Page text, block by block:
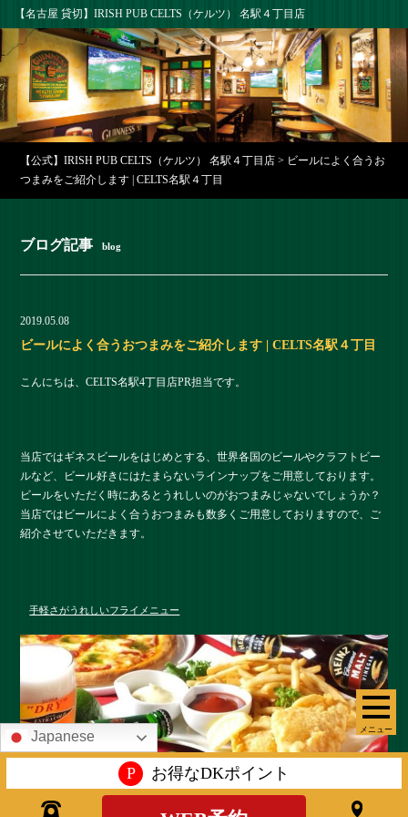
【名古屋 貸切】IRISH PUB CELTS（ケルツ） 名駅４丁目店
メニュー
【公式】IRISH PUB CELTS（ケルツ） 名駅４丁目店 > ビールによく合うお
つまみをご紹介します | CELTS名駅４丁目
ブログ記事 blog
2019.05.08
ビールによく合うおつまみをご紹介します | CELTS名駅４丁目
こんにちは、CELTS名駅4丁目店PR担当です。
当店ではギネスビールをはじめとする、世界各国のビールやクラフトビー
ルなど、ビール好きにはたまらないラインナップをご用意しております。
ビールをいただく時にあるとうれしいのがおつまみじゃないでしょうか？
当店ではビールによく合うおつまみも数多くご用意しておりますので、ご
紹介させていただきます。
手軽さがうれしいフライメニュー
Japanese
P お得なDKポイント